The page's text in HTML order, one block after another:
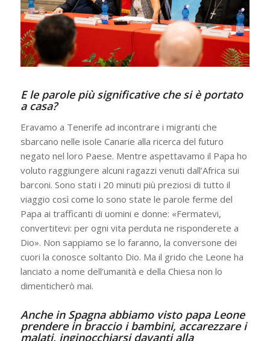
E le parole più significative che si è portato
a casa?
Eravamo a Tenerife ad incontrare i migranti che
sbarcano nelle isole Canarie alla ricerca del futuro
negato nel loro Paese. Mentre aspettavamo il Papa ho
voluto raggiungere alcuni ragazzi venuti dall’Africa sui
barconi. Sono stati i 20 minuti più preziosi di tutto il
viaggio così come lo sono state le parole ferme del
Papa ai trafficanti di uomini e donne: «Fermatevi,
convertitevi: per ogni vita perduta ne risponderete a
Dio». Non sappiamo se lo faranno, la conversone dei
cuori la conosce soltanto Dio. Ma il grido che Leone ha
lanciato a nome dell’umanità e della Chiesa non lo
dimenticherò mai.
Anche in Spagna abbiamo visto papa Leone
prendere in braccio i bambini, accarezzare i
malati, inginocchiarsi davanti alla